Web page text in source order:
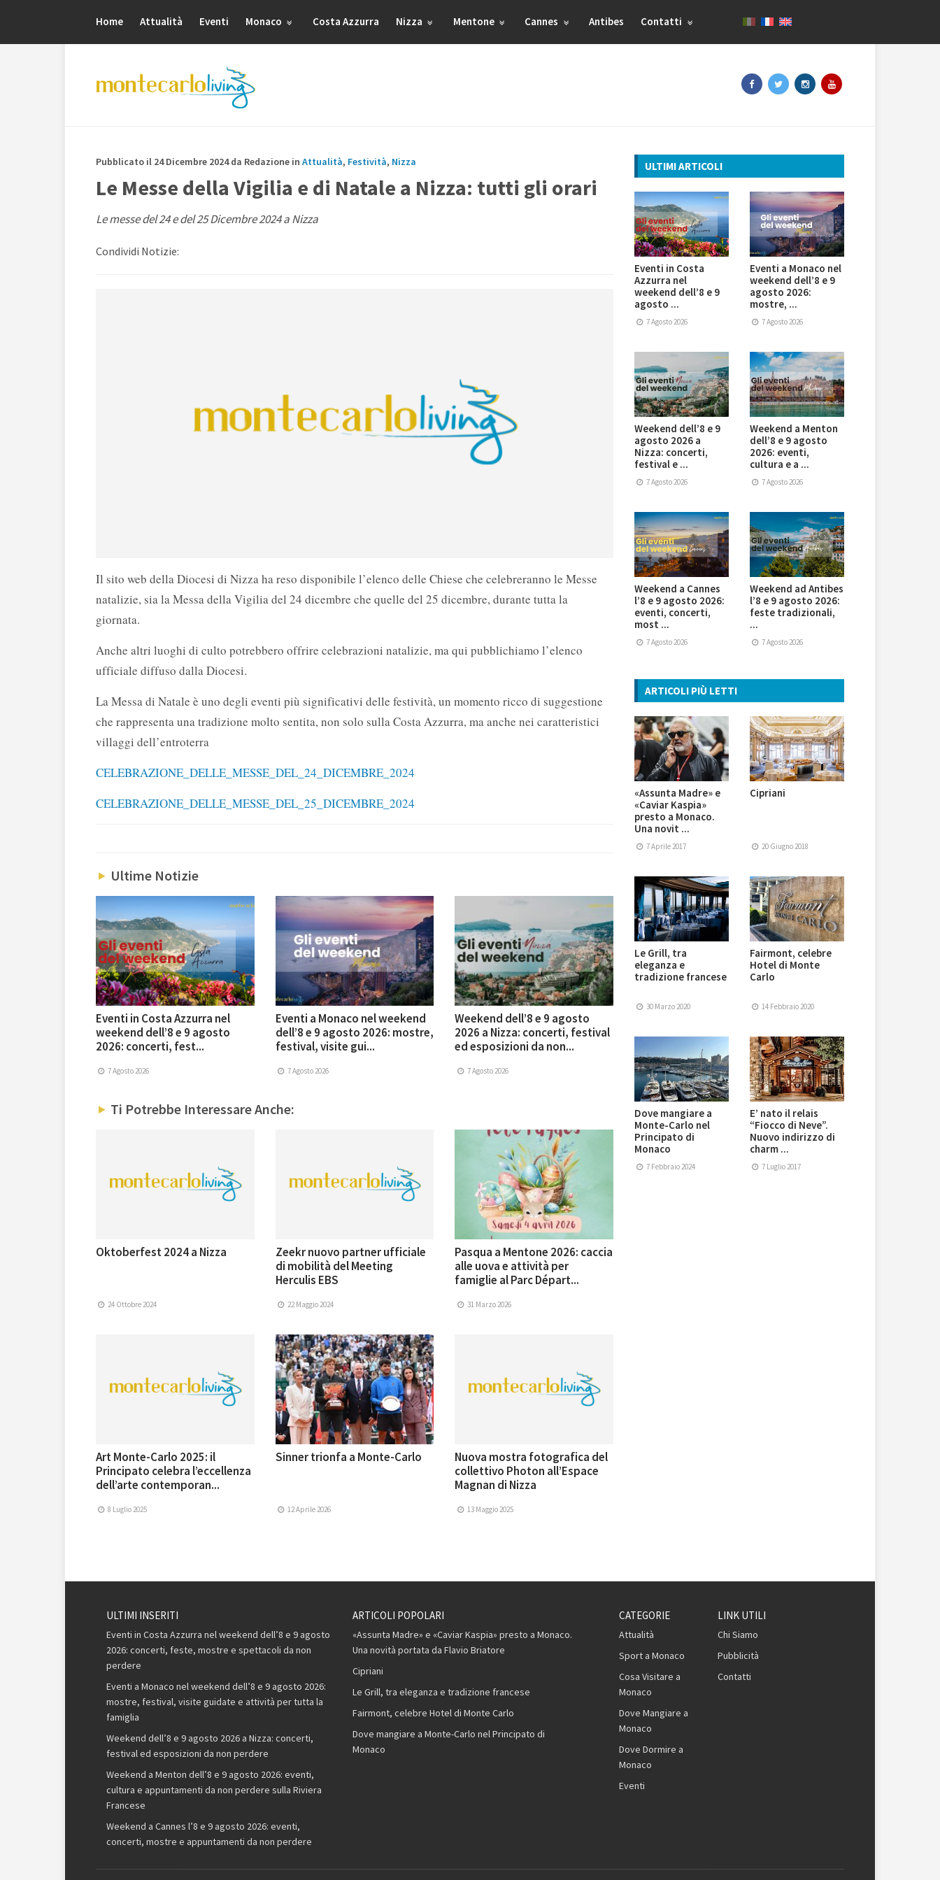
Home Attualità Eventi Monaco Costa Azzurra Nizza Mentone Cannes Antibes Contatti
Pubblicato il 24 Dicembre 2024 da Redazione in Attualità, Festività, Nizza
Le Messe della Vigilia e di Natale a Nizza: tutti gli orari
Le messe del 24 e del 25 Dicembre 2024 a Nizza
Condividi Notizie:
Il sito web della Diocesi di Nizza ha reso disponibile l’elenco delle Chiese che celebreranno le Messe
natalizie, sia la Messa della Vigilia del 24 dicembre che quelle del 25 dicembre, durante tutta la
giornata.
Anche altri luoghi di culto potrebbero offrire celebrazioni natalizie, ma qui pubblichiamo l’elenco
ufficiale diffuso dalla Diocesi.
La Messa di Natale è uno degli eventi più significativi delle festività, un momento ricco di suggestione
che rappresenta una tradizione molto sentita, non solo sulla Costa Azzurra, ma anche nei caratteristici
villaggi dell’entroterra
CELEBRAZIONE_DELLE_MESSE_DEL_24_DICEMBRE_2024
CELEBRAZIONE_DELLE_MESSE_DEL_25_DICEMBRE_2024
Ultime Notizie
Eventi in Costa Azzurra nel
weekend dell’8 e 9 agosto
2026: concerti, fest...
7 Agosto 2026
Eventi a Monaco nel weekend
dell’8 e 9 agosto 2026: mostre,
festival, visite gui...
7 Agosto 2026
Weekend dell’8 e 9 agosto
2026 a Nizza: concerti, festival
ed esposizioni da non...
7 Agosto 2026
Ti Potrebbe Interessare Anche:
Oktoberfest 2024 a Nizza
24 Ottobre 2024
Zeekr nuovo partner ufficiale
di mobilità del Meeting
Herculis EBS
22 Maggio 2024
Pasqua a Mentone 2026: caccia
alle uova e attività per
famiglie al Parc Départ...
31 Marzo 2026
Art Monte-Carlo 2025: il
Principato celebra l’eccellenza
dell’arte contemporan...
8 Luglio 2025
Sinner trionfa a Monte-Carlo
12 Aprile 2026
Nuova mostra fotografica del
collettivo Photon all’Espace
Magnan di Nizza
13 Maggio 2025
ULTIMI ARTICOLI
Eventi in Costa
Azzurra nel
weekend dell’8 e 9
agosto ...
7 Agosto 2026
Eventi a Monaco nel
weekend dell’8 e 9
agosto 2026:
mostre, ...
7 Agosto 2026
Weekend dell’8 e 9
agosto 2026 a
Nizza: concerti,
festival e ...
7 Agosto 2026
Weekend a Menton
dell’8 e 9 agosto
2026: eventi,
cultura e a ...
7 Agosto 2026
Weekend a Cannes
l’8 e 9 agosto 2026:
eventi, concerti,
most ...
7 Agosto 2026
Weekend ad Antibes
l’8 e 9 agosto 2026:
feste tradizionali,
...
7 Agosto 2026
ARTICOLI PIÙ LETTI
«Assunta Madre» e
«Caviar Kaspia»
presto a Monaco.
Una novit ...
7 Aprile 2017
Cipriani
20 Giugno 2018
Le Grill, tra
eleganza e
tradizione francese
30 Marzo 2020
Fairmont, celebre
Hotel di Monte
Carlo
14 Febbraio 2020
Dove mangiare a
Monte-Carlo nel
Principato di
Monaco
7 Febbraio 2024
E’ nato il relais
“Fiocco di Neve”.
Nuovo indirizzo di
charm ...
7 Luglio 2017
ULTIMI INSERITI
Eventi in Costa Azzurra nel weekend dell’8 e 9 agosto
2026: concerti, feste, mostre e spettacoli da non
perdere
Eventi a Monaco nel weekend dell’8 e 9 agosto 2026:
mostre, festival, visite guidate e attività per tutta la
famiglia
Weekend dell’8 e 9 agosto 2026 a Nizza: concerti,
festival ed esposizioni da non perdere
Weekend a Menton dell’8 e 9 agosto 2026: eventi,
cultura e appuntamenti da non perdere sulla Riviera
Francese
Weekend a Cannes l’8 e 9 agosto 2026: eventi,
concerti, mostre e appuntamenti da non perdere
ARTICOLI POPOLARI
«Assunta Madre» e «Caviar Kaspia» presto a Monaco.
Una novità portata da Flavio Briatore
Cipriani
Le Grill, tra eleganza e tradizione francese
Fairmont, celebre Hotel di Monte Carlo
Dove mangiare a Monte-Carlo nel Principato di
Monaco
CATEGORIE
Attualità
Sport a Monaco
Cosa Visitare a
Monaco
Dove Mangiare a
Monaco
Dove Dormire a
Monaco
Eventi
LINK UTILI
Chi Siamo
Pubblicità
Contatti